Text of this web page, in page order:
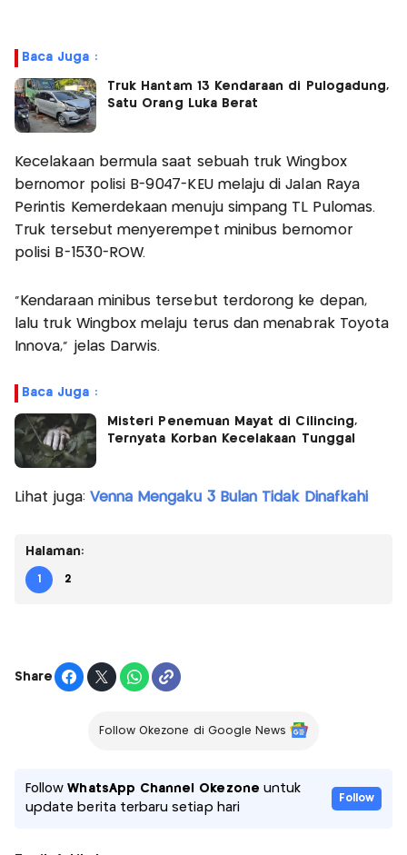
Baca Juga :
Truk Hantam 13 Kendaraan di Pulogadung,
Satu Orang Luka Berat
Kecelakaan bermula saat sebuah truk Wingbox
bernomor polisi B-9047-KEU melaju di Jalan Raya
Perintis Kemerdekaan menuju simpang TL Pulomas.
Truk tersebut menyerempet minibus bernomor
polisi B-1530-ROW.
“Kendaraan minibus tersebut terdorong ke depan,
lalu truk Wingbox melaju terus dan menabrak Toyota
Innova,” jelas Darwis.
Baca Juga :
Misteri Penemuan Mayat di Cilincing,
Ternyata Korban Kecelakaan Tunggal
Lihat juga: Venna Mengaku 3 Bulan Tidak Dinafkahi
Halaman:
1 2
Share
Follow Okezone di Google News
FollowWhatsApp Channel Okezone untuk
update berita terbaru setiap hari
Follow